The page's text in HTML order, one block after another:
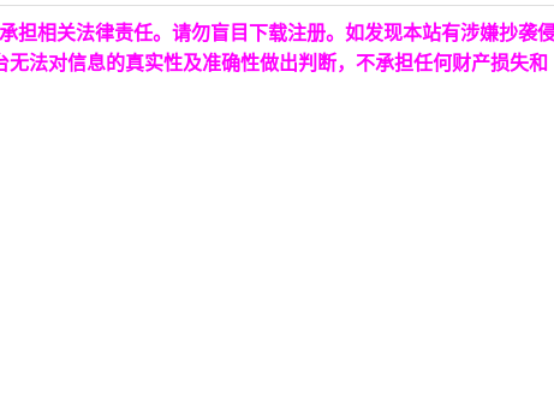
担相关法律责任。请勿盲目下载注册。如发现本站有涉嫌抄袭
法对信息的真实性及准确性做出判断，不承担任何财产损失和